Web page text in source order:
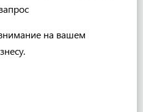
на вашем